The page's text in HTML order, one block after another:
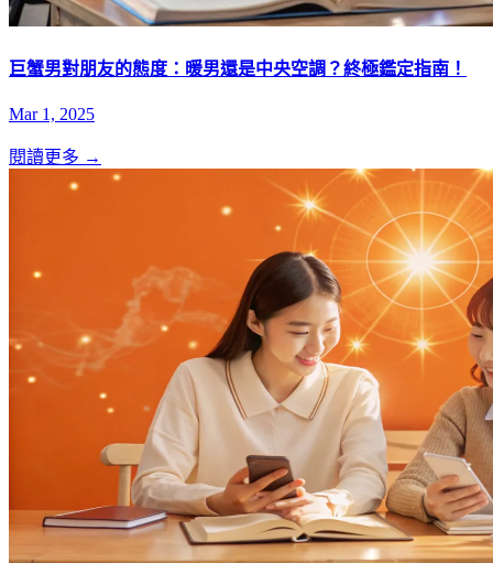
巨蟹男對朋友的態度：暖男還是中央空調？終極鑑定指南！
Mar 1, 2025
閱讀更多 →